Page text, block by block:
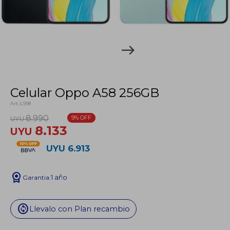
Celular Oppo A58 256GB
L998
UYU 8.133
UYU 8.990 9
UYU 6.913
license 1 año
change_circle Llevalo con Plan recambio